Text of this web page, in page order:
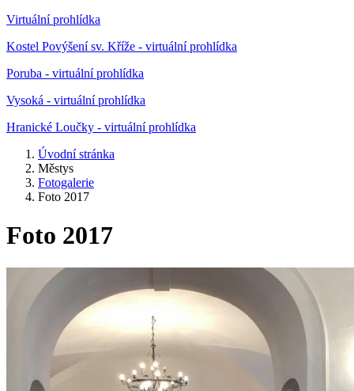
Virtuální prohlídka
Kostel Povýšení sv. Kříže - virtuální prohlídka
Poruba - virtuální prohlídka
Vysoká - virtuální prohlídka
Hranické Loučky - virtuální prohlídka
Úvodní stránka
Městys
Fotogalerie
Foto 2017
Foto 2017